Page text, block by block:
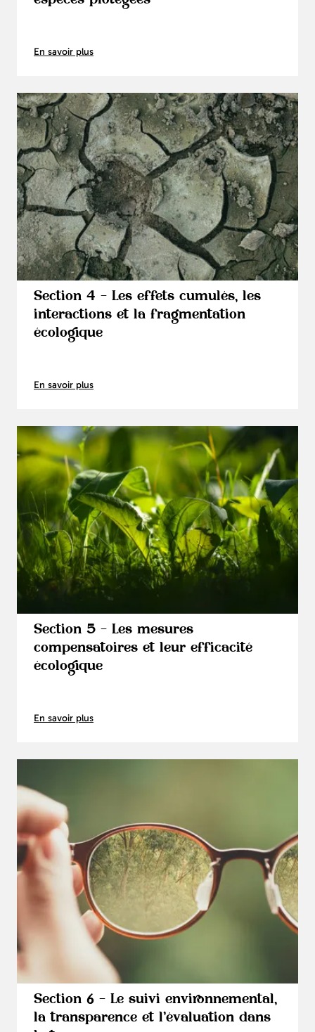
En savoir plus
Section 4 - Les effets cumulés, les
interactions et la fragmentation
écologique
En savoir plus
Section 5 - Les mesures
compensatoires et leur efficacité
écologique
En savoir plus
Section 6 - Le suivi environnemental,
la transparence et l’évaluation dans